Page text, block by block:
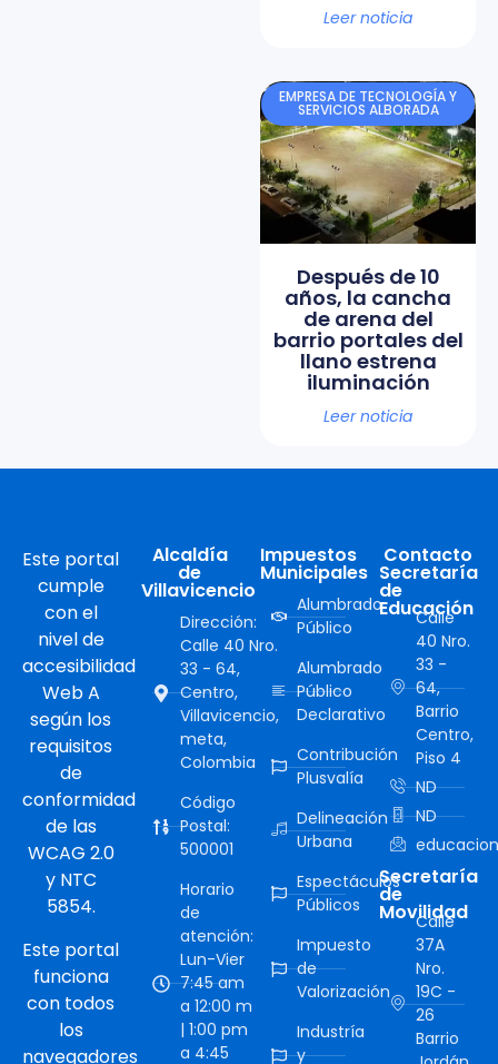
Leer noticia
EMPRESA DE TECNOLOGÍA Y
SERVICIOS ALBORADA
Después de 10
años, la cancha
de arena del
barrio portales del
llano estrena
iluminación
Leer noticia
Este portal
cumple
con el
nivel de
accesibilidad
Web A
según los
requisitos
de
conformidad
de las
WCAG 2.0
y NTC
5854.
Este portal
funciona
con todos
los
navegadores
Alcaldía
de
Villavicencio
Dirección:
Calle 40 Nro.
33 - 64,
Centro,
Villavicencio,
meta,
Colombia
Código
Postal:
500001
Horario
de
atención:
Lun-Vier
7:45 am
a 12:00 m
| 1:00 pm
a 4:45
Impuestos
Municipales
Alumbrado
Público
Alumbrado
Público
Declarativo
Contribución
Plusvalía
Delineación
Urbana
Espectáculos
Públicos
Impuesto
de
Valorización
Industría
y
Contacto
Secretaría
de
Educación
Calle
40 Nro.
33 -
64,
Barrio
Centro,
Piso 4
ND
ND
Secretaría
de
Movilidad
Calle
37A
Nro.
19C -
26
Barrio